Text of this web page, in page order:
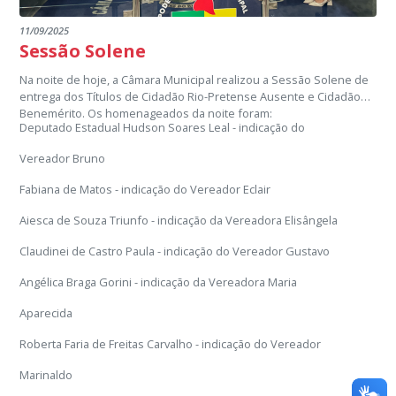
11/09/2025
Sessão Solene
Na noite de hoje, a Câmara Municipal realizou a Sessão Solene de
entrega dos Títulos de Cidadão Rio-Pretense Ausente e Cidadão
Benemérito. Os homenageados da noite foram:
Deputado Estadual Hudson Soares Leal - indicação do
Vereador Bruno
Fabiana de Matos - indicação do Vereador Eclair
Aiesca de Souza Triunfo - indicação da Vereadora Elisângela
Claudinei de Castro Paula - indicação do Vereador Gustavo
Angélica Braga Gorini - indicação da Vereadora Maria
Aparecida
Roberta Faria de Freitas Carvalho - indicação do Vereador
Marinaldo